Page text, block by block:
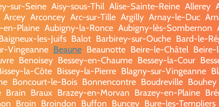
sur-Seine Aisy-sous-Thil Alise-Sainte-Reine Allerey
Arcey Arconcey Arc-sur-Tille Argilly Arnay-le-Duc
en-Plaine Aubigny-la-Ronce Aubigny-lès-Sombernon
les-Juifs Balot Barbirey-sur-Ouche Bard-le-
Vingeanne Beaune Beaunotte Beire-le-Châtel Beire-
Benoisey Bessey-en-Chaume Bessey-la-Cour
la-Côte Bissey-la-Pierre Blagny-sur-Vingeanne
Boncourt-le-Bois Bonnencontre Boudreville Bouhey
Brain Braux Brazey-en-Morvan Brazey-en-Plaine
Broin Broindon Buffon Buncey Bure-les-Templiers